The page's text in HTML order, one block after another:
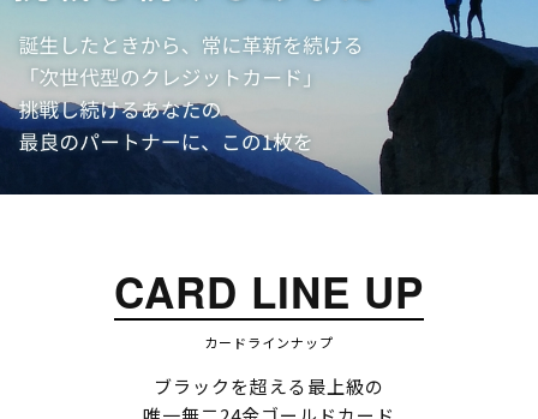
CARD LINE UP
カードラインナップ
ブラックを超える最上級の